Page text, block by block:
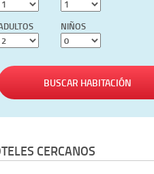
NIÑOS
BUSCAR HABITACIÓN
CERCANOS